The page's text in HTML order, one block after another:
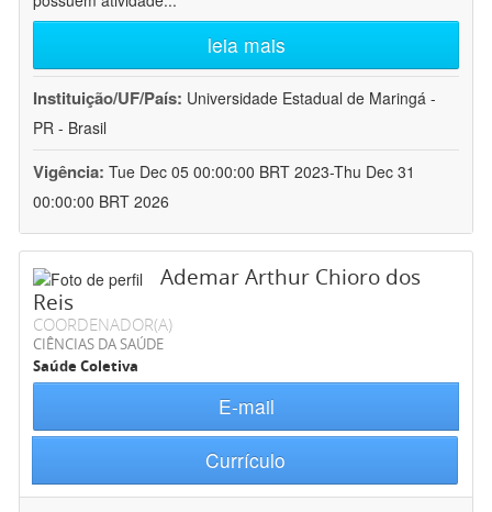
leia mais
Instituição/UF/País: Universidade Estadual de Maringá -
PR - Brasil
Vigência: Tue Dec 05 00:00:00 BRT 2023-Thu Dec 31
00:00:00 BRT 2026
Ademar Arthur Chioro dos
Reis
COORDENADOR(A)
CIÊNCIAS DA SAÚDE
Saúde Coletiva
E-mail
Currículo